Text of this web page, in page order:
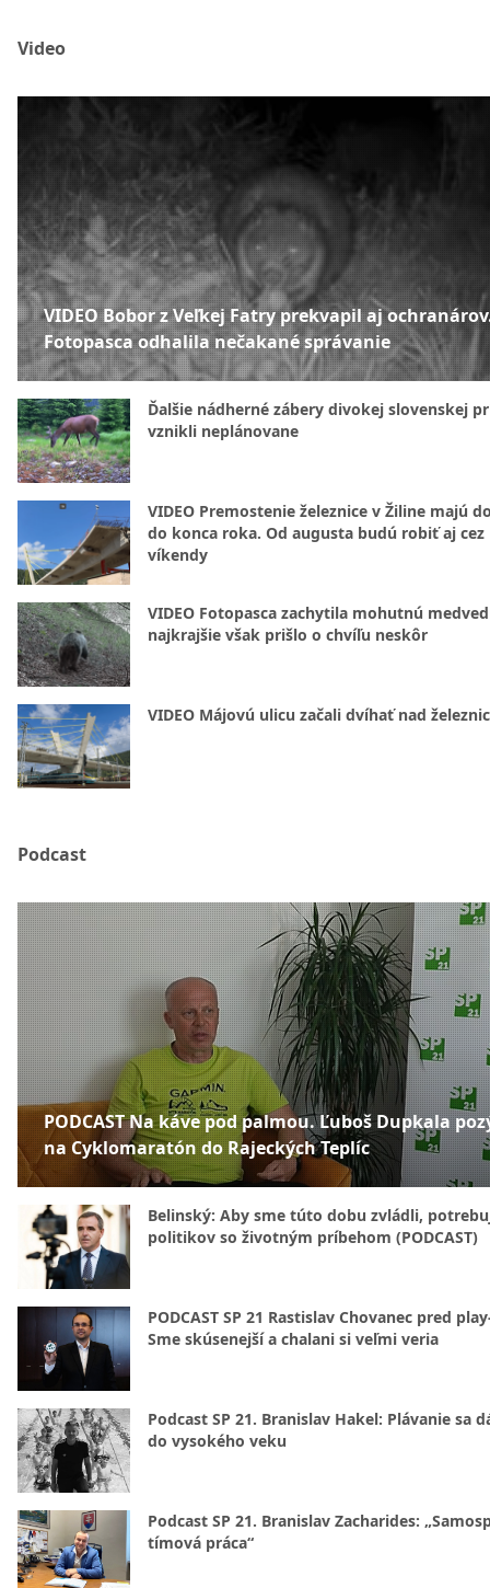
Video
VIDEO Bobor z Veľkej Fatry prekvapil aj
Fotopasca odhalila nečakané správanie
Ďalšie nádherné zábery divokej slovenskej
vznikli neplánovane
VIDEO Premostenie železnice v Žiline majú
do konca roka. Od augusta budú robiť aj cez
víkendy
VIDEO Fotopasca zachytila mohutnú
najkrajšie však prišlo o chvíľu neskôr
VIDEO Májovú ulicu začali dvíhať nad
Podcast
PODCAST Na káve pod palmou. Ľuboš Dupkala
na Cyklomaratón do Rajeckých Teplíc
Belinský: Aby sme túto dobu zvládli,
politikov so životným príbehom (PODCAST)
PODCAST SP 21 Rastislav Chovanec pred
Sme skúsenejší a chalani si veľmi veria
Podcast SP 21. Branislav Hakel: Plávanie sa
do vysokého veku
Podcast SP 21. Branislav Zacharides:
tímová práca“